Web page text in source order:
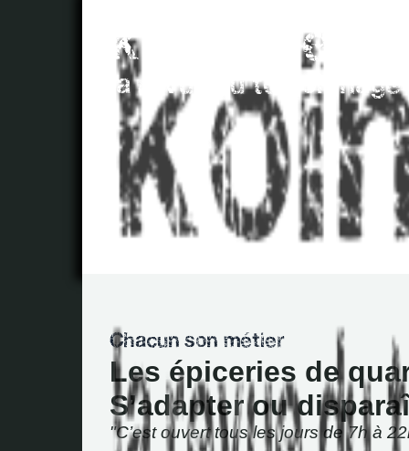
Les épiceries de
S’adapter ou
"C’est ouvert tous les jours de 7h à